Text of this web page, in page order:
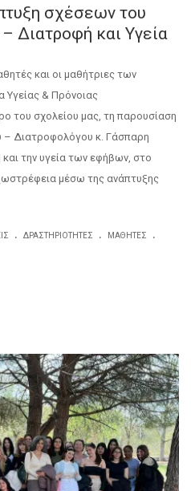
σχέσεων του
Διατροφή και Υγεία
και οι μαθήτριες των
Υγείας & Πρόνοιας
του σχολείου μας, τη παρουσίαση
– Διατροφολόγου κ. Γάσπαρη
την υγεία των εφήβων, στο
μέσω της ανάπτυξης
. ΔΡΑΣΤΗΡΙΌΤΗΤΕΣ . ΜΑΘΗΤΈΣ .